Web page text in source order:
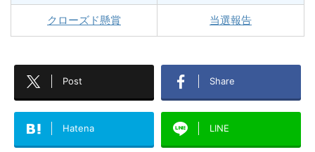
クローズド懸賞 当選報告
Post Share
Hatena LINE